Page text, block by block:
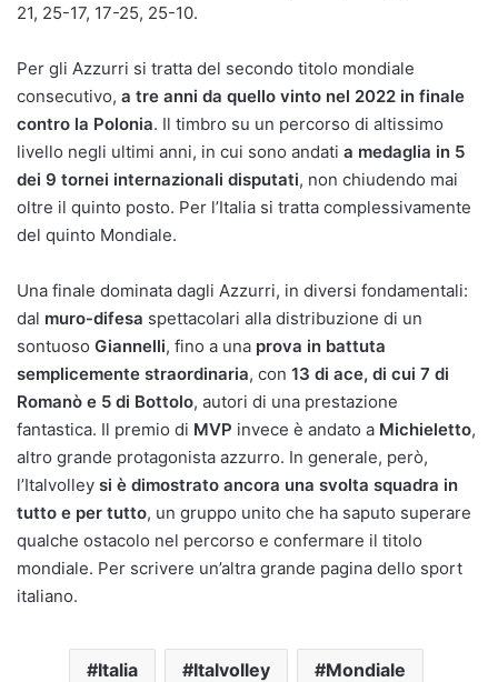
21, 25-17, 17-25, 25-10.
Per gli Azzurri si tratta del secondo titolo mondiale
consecutivo, a tre anni da quello vinto nel 2022 in finale
contro la Polonia. Il timbro su un percorso di altissimo
livello negli ultimi anni, in cui sono andati a medaglia in 5
dei 9 tornei internazionali disputati, non chiudendo mai
oltre il quinto posto. Per l’Italia si tratta complessivamente
del quinto Mondiale.
Una finale dominata dagli Azzurri, in diversi fondamentali:
dal muro-difesa spettacolari alla distribuzione di un
sontuoso Giannelli, fino a una prova in battuta
semplicemente straordinaria, con 13 di ace, di cui 7 di
Romanò e 5 di Bottolo, autori di una prestazione
fantastica. Il premio di MVP invece è andato a Michieletto,
altro grande protagonista azzurro. In generale, però,
l’Italvolley si è dimostrato ancora una svolta squadra in
tutto e per tutto, un gruppo unito che ha saputo superare
qualche ostacolo nel percorso e confermare il titolo
mondiale. Per scrivere un’altra grande pagina dello sport
italiano.
Italia Italvolley Mondiale